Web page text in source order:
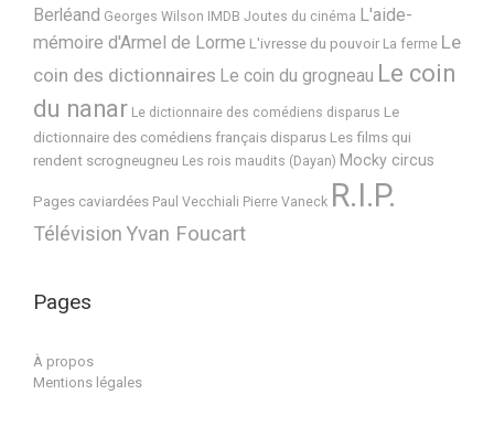
Berléand Georges Wilson IMDB Joutes du cinéma L'aide-
mémoire d'Armel de Lorme L'ivresse du pouvoir La ferme Le
coin des dictionnaires Le coin du grogneau Le coin
du nanar Le dictionnaire des comédiens disparus Le
dictionnaire des comédiens français disparus Les films qui
rendent scrogneugneu Les rois maudits (Dayan) Mocky circus
Pages caviardées Paul Vecchiali Pierre Vaneck R.I.P.
TélévisionYvan Foucart
Pages
À propos
Mentions légales